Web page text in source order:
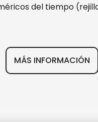
del tiempo
MÁS INFORMACIÓN